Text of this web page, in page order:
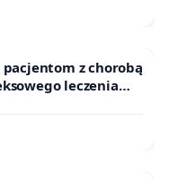
z chorobą
leczenia